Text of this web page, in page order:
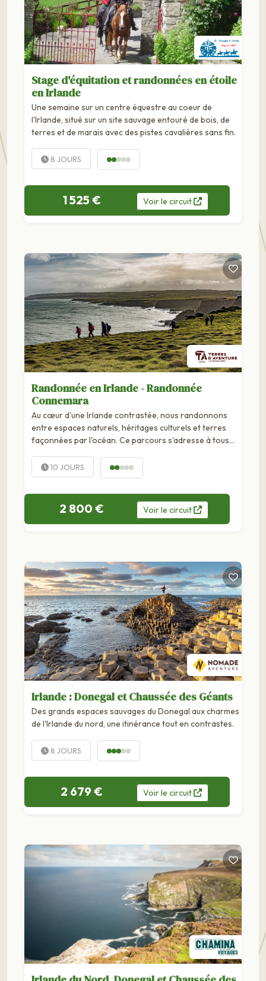
Stage d'équitation et randonnées en étoile
en Irlande
Une semaine sur un centre équestre au coeur de
l'Irlande, situé sur un site sauvage entouré de bois, de
terres et de marais avec des pistes cavalières sans fin.
8 JOURS
1 525 € Voirle circuit
Randonnée en Irlande - Randonnée
Connemara
Au cœur d'une Irlande contrastée, nous randonnons
entre espaces naturels, héritages culturels et terres
façonnées par l'océan. Ce parcours s'adresse à tous
10 JOURS
2 800 € Voirle circuit
Irlande : Donegal et Chaussée des Géants
Des grands espaces sauvages du Donegal aux charmes
de l'Irlande du nord, une itinérance tout en contrastes.
8 JOURS
2 679 € Voirle circuit